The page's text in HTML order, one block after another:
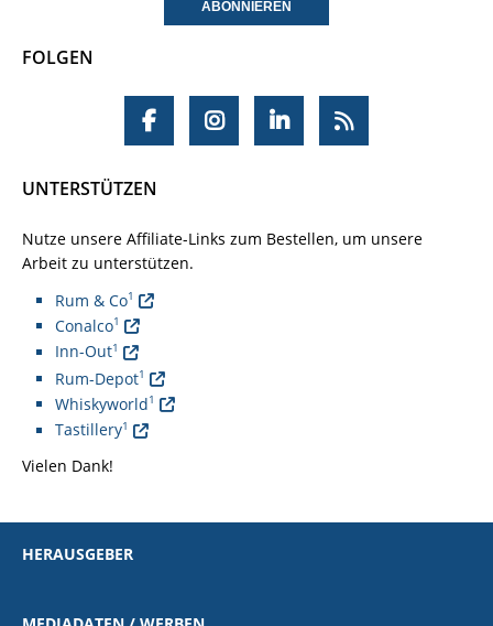
FOLGEN
UNTERSTÜTZEN
Nutze unsere Affiliate-Links zum Bestellen, um unsere
Arbeit zu unterstützen.
Rum & Co1
Conalco1
Inn-Out1
Rum-Depot1
Whiskyworld1
Tastillery1
Vielen Dank!
HERAUSGEBER